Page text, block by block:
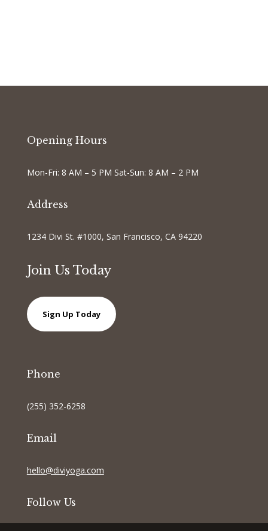
Opening Hours
Mon-Fri: 8 AM – 5 PM Sat-Sun: 8 AM – 2 PM
Address
1234 Divi St. #1000, San Francisco, CA 94220
Join Us Today
Sign Up Today
Phone
(255) 352-6258
Email
hello@diviyoga.com
Follow Us